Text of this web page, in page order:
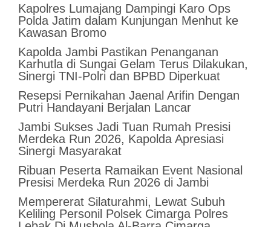
Kapolres Lumajang Dampingi Karo Ops
Polda Jatim dalam Kunjungan Menhut ke
Kawasan Bromo
Kapolda Jambi Pastikan Penanganan
Karhutla di Sungai Gelam Terus Dilakukan,
Sinergi TNI-Polri dan BPBD Diperkuat
Resepsi Pernikahan Jaenal Arifin Dengan
Putri Handayani Berjalan Lancar
Jambi Sukses Jadi Tuan Rumah Presisi
Merdeka Run 2026, Kapolda Apresiasi
Sinergi Masyarakat
Ribuan Peserta Ramaikan Event Nasional
Presisi Merdeka Run 2026 di Jambi
Mempererat Silaturahmi, Lewat Subuh
Keliling Personil Polsek Cimarga Polres